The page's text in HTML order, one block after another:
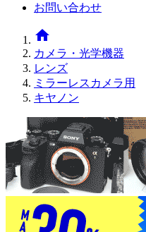
お問い合わせ
home
カメラ・光学機器
レンズ
ミラーレスカメラ用
キヤノン